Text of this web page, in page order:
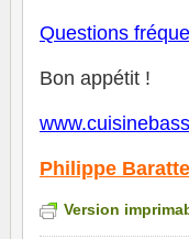
Questions
Bon appétit !
Philippe
Version